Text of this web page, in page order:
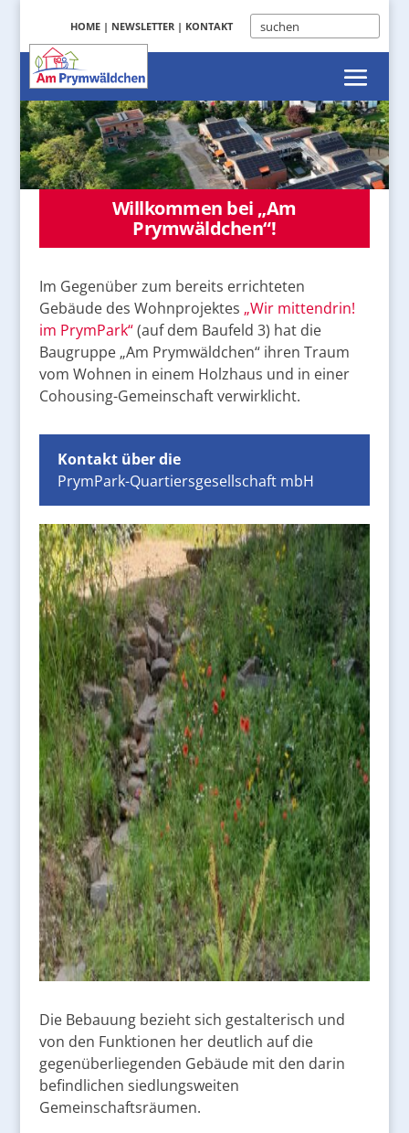
HOME| NEWSLETTER| KONTAKT
Willkommen bei „Am
Prymwäldchen“!
Im Gegenüber zum bereits errichteten
Gebäude des Wohnprojektes „Wir mittendrin!
im PrymPark“(auf dem Baufeld 3) hat die
Baugruppe „Am Prymwäldchen“ ihren Traum
vom Wohnen in einem Holzhaus und in einer
Cohousing-Gemeinschaft verwirklicht.
Kontakt über die
PrymPark-Quartiersgesellschaft mbH
Die Bebauung bezieht sich gestalterisch und
von den Funktionen her deutlich auf die
gegenüberliegenden Gebäude mit den darin
befindlichen siedlungsweiten
Gemeinschaftsräumen.